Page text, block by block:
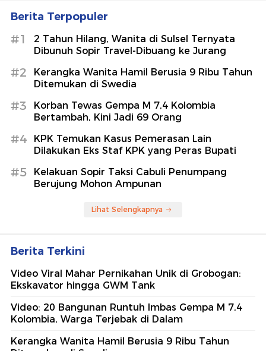
Berita Terpopuler
#1
2 Tahun Hilang, Wanita di Sulsel Ternyata
Dibunuh Sopir Travel-Dibuang ke Jurang
#2
Kerangka Wanita Hamil Berusia 9 Ribu Tahun
Ditemukan di Swedia
#3
Korban Tewas Gempa M 7,4 Kolombia
Bertambah, Kini Jadi 69 Orang
#4
KPK Temukan Kasus Pemerasan Lain
Dilakukan Eks Staf KPK yang Peras Bupati
#5
Kelakuan Sopir Taksi Cabuli Penumpang
Berujung Mohon Ampunan
Lihat Selengkapnya
Berita Terkini
Video Viral Mahar Pernikahan Unik di Grobogan:
Ekskavator hingga GWM Tank
Video: 20 Bangunan Runtuh Imbas Gempa M 7,4
Kolombia, Warga Terjebak di Dalam
Kerangka Wanita Hamil Berusia 9 Ribu Tahun